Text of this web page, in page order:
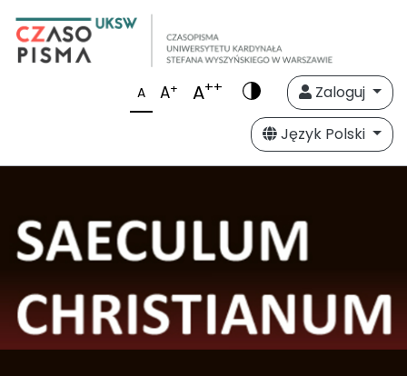
A A+ A++
Zaloguj
Język Polski